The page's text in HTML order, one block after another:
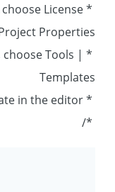
choose License
Properties.
Tools |
Templates
* and open the template in the editor.
*/